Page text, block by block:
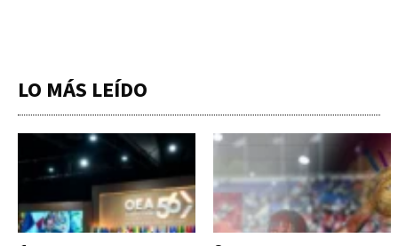
LO MÁS LEÍDO